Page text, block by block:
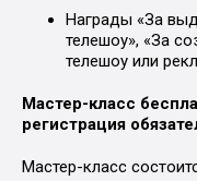
Награды «За
телешоу», «За
телешоу или
Мастер-класс
регистрация
Мастер-класс